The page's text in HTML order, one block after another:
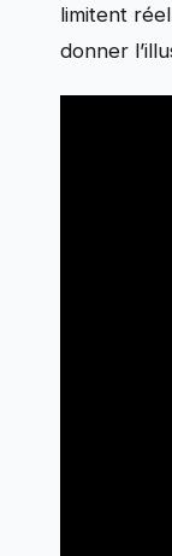
limitent
donner